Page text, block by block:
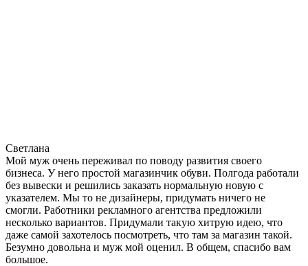
Светлана
Мой муж очень переживал по поводу развития своего
бизнеса. У него простой магазинчик обуви. Полгода работали
без вывески и решились заказать нормальную новую с
указателем. Мы то не дизайнеры, придумать ничего не
смогли. Работники рекламного агентства предложили
несколько вариантов. Придумали такую хитрую идею, что
даже самой захотелось посмотреть, что там за магазин такой.
Безумно довольна и муж мой оценил. В общем, спасибо вам
большое.